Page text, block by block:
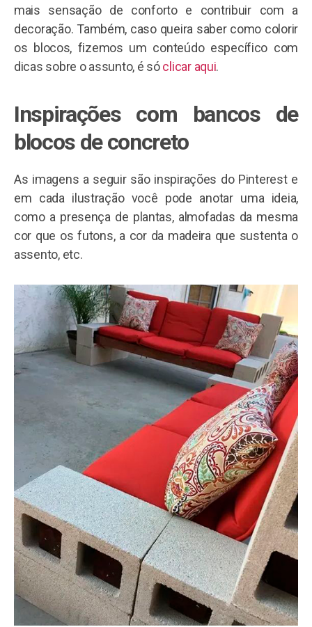
mais sensação de conforto e contribuir com a
decoração. Também, caso queira saber como colorir
os blocos, fizemos um conteúdo específico com
dicas sobre o assunto, é sóclicar aqui.
Inspirações com bancos de
blocos de concreto
As imagens a seguir são inspirações do Pinterest e
em cada ilustração você pode anotar uma ideia,
como a presença de plantas, almofadas da mesma
cor que os futons, a cor da madeira que sustenta o
assento, etc.